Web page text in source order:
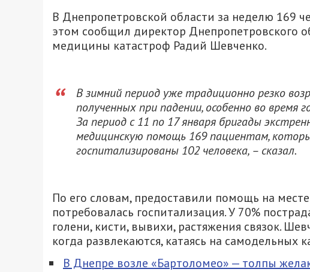
В Днепропетровской области за неделю 169
этом сообщил директор Днепропетровского
медицины катастроф Радий Шевченко.
В зимний период уже традиционно резко
полученных при падении, особенно во время
За период с 11 по 17 января бригады
медицинскую помощь 169 пациентам,
госпитализированы 102 человека, – сказал.
По его словам, предоставили помощь на
потребовалась госпитализация. У 70%
голени, кисти, вывихи, растяжения связок.
когда развлекаются, катаясь на самодельных
В Днепре возле «Бартоломео» — толпы